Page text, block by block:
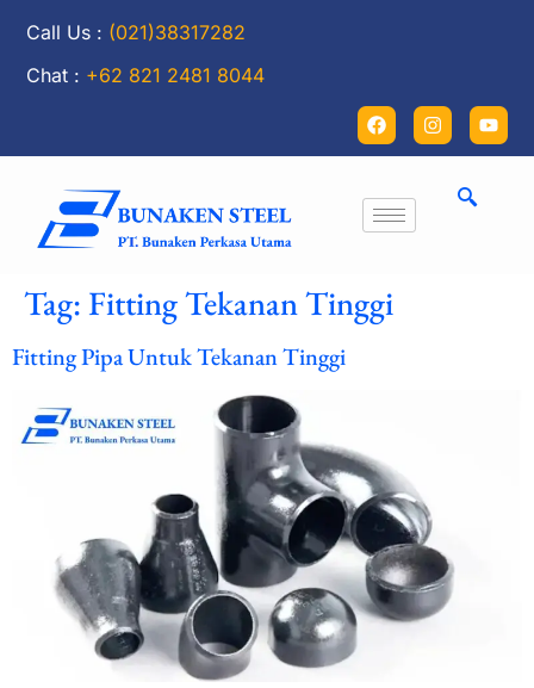
Call Us : (021)38317282
Chat : +62 821 2481 8044
Tag:Fitting Tekanan Tinggi
Fitting Pipa Untuk Tekanan Tinggi